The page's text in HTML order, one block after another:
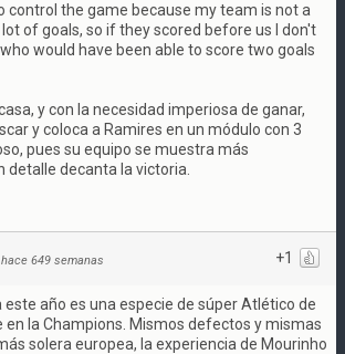
control the game because my team is not a
of goals, so if they scored before us I don't
would have been able to score two goals
y con la necesidad imperiosa de ganar,
y coloca a Ramires en un módulo con 3
pues su equipo se muestra más
detalle decanta la victoria.
+1
hace 649 semanas
este año es una especie de súper Atlético de
en la Champions. Mismos defectos y mismas
solera europea, la experiencia de Mourinho